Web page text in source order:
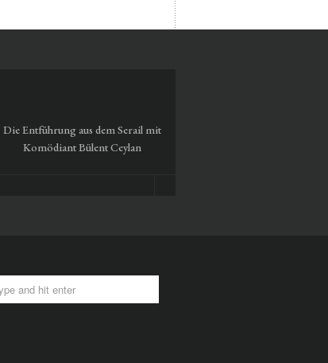
Die Entführung aus dem Serail mit
Komödiant Bülent Ceylan